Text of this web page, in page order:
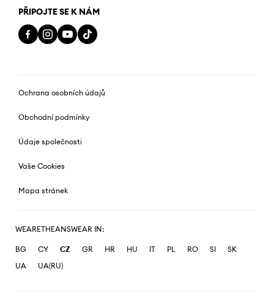
PŘIPOJTE SE K NÁM
Ochrana osobních údajů
Obchodní podmínky
Údaje společnosti
Vaše Cookies
Mapa stránek
WEARETHEANSWEAR IN:
BG CY CZ GR HR HU IT PL RO SI
SK
UA
UA(RU)